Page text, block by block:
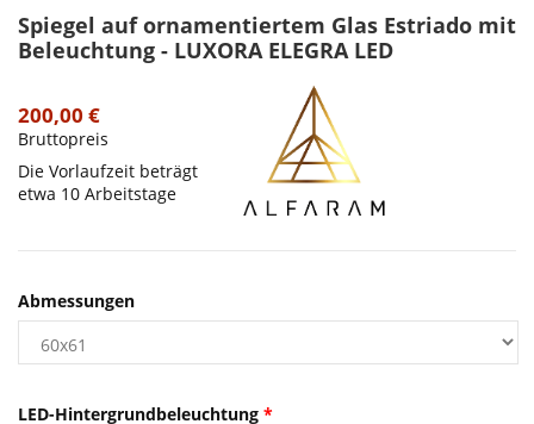
Spiegel auf ornamentiertem Glas Estriado mit
Beleuchtung - LUXORA ELEGRA LED
200,00 €
Bruttopreis
Die Vorlaufzeit beträgt
etwa 10 Arbeitstage
*
LED-Hintergrundbeleuchtung
Abmessungen